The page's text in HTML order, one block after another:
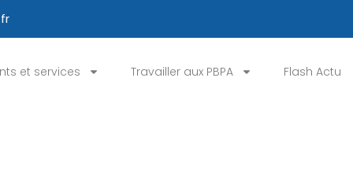
et services Travailler aux PBPA Flash Actu